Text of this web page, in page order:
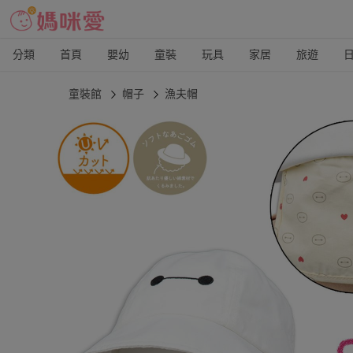
分類 首頁 嬰幼 童裝 玩具 家居 旅遊
童裝館 帽子 漁夫帽